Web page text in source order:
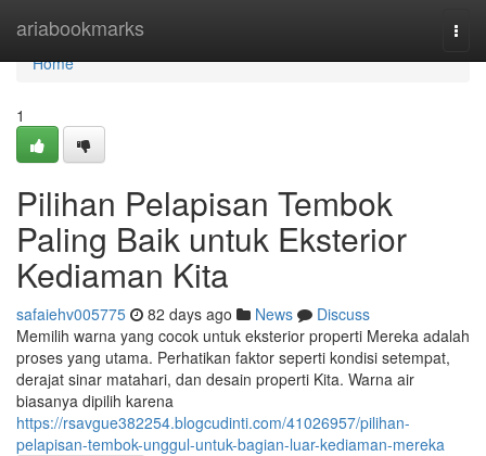
ariabookmarks
Home
Home
1
Pilihan Pelapisan Tembok
Paling Baik untuk Eksterior
Kediaman Kita
safaiehv005775 82 days ago News
Discuss
Memilih warna yang cocok untuk eksterior properti Mereka adalah
proses yang utama. Perhatikan faktor seperti kondisi setempat,
derajat sinar matahari, dan desain properti Kita. Warna air
biasanya dipilih karena
https://rsavgue382254.blogcudinti.com/41026957/pilihan-
pelapisan-tembok-unggul-untuk-bagian-luar-kediaman-mereka